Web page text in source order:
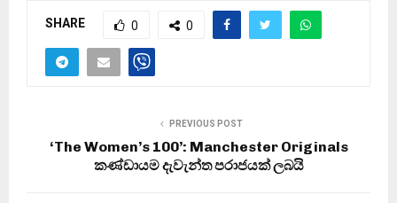
SHARE 0 0
PREVIOUS POST
‘The Women’s 100’: Manchester Originals
කණ්ඩායම දැවැන්ත පරාජයක් ලබයි